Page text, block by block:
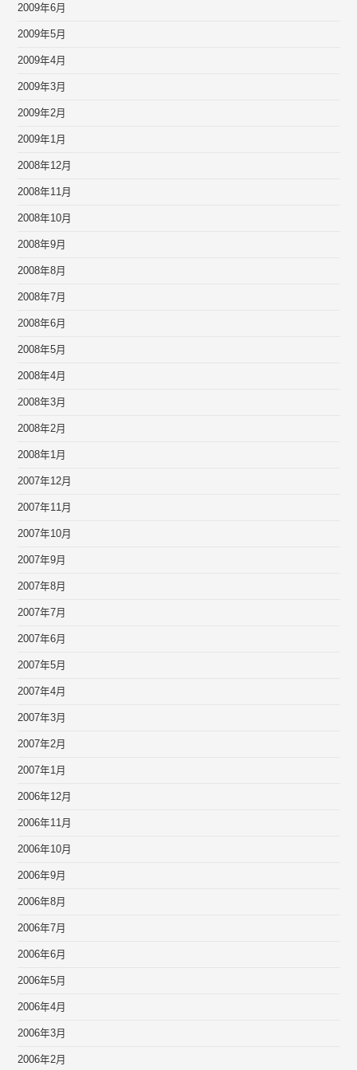
2009年6月
2009年5月
2009年4月
2009年3月
2009年2月
2009年1月
2008年12月
2008年11月
2008年10月
2008年9月
2008年8月
2008年7月
2008年6月
2008年5月
2008年4月
2008年3月
2008年2月
2008年1月
2007年12月
2007年11月
2007年10月
2007年9月
2007年8月
2007年7月
2007年6月
2007年5月
2007年4月
2007年3月
2007年2月
2007年1月
2006年12月
2006年11月
2006年10月
2006年9月
2006年8月
2006年7月
2006年6月
2006年5月
2006年4月
2006年3月
2006年2月